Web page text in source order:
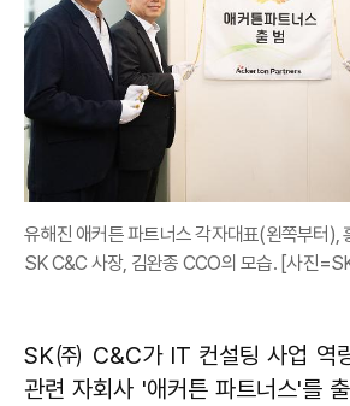
유해진 애커튼 파트너스 각자대표(왼쪽부터),
SK C&C 사장, 김완종 CCO의 모습. [사진
SK㈜ C&C가 IT 컨설팅 사업 역
관련 자회사 '애커튼 파트너스'를